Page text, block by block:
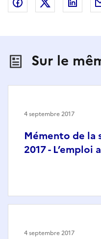
Partager surPartager
Sur le
Mémento de
2017 - L’emploi
4 septembre 2017
4 septembre 2017